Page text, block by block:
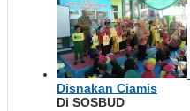
Disnakan Ciamis
Di SOSBUD